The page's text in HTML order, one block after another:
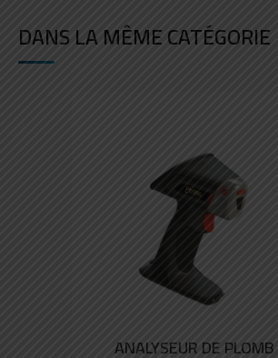
DANS LA MÊME CATÉGORIE
ANALYSEUR DE PLOMB